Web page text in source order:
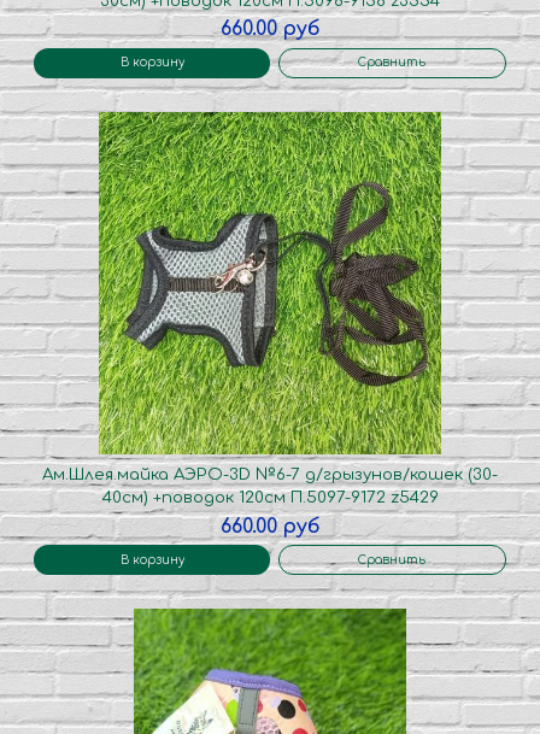
660.00 руб
В корзину Сравнить
Ам.Шлея.майка АЭРО-3D №6-7 д/грызунов/кошек (30-
40см) +поводок 120см П.5097-9172 z5429
660.00 руб
В корзину Сравнить